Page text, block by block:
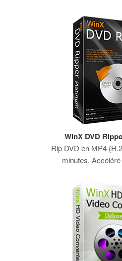
WinX DVD
Rip DVD en MP4
minutes.